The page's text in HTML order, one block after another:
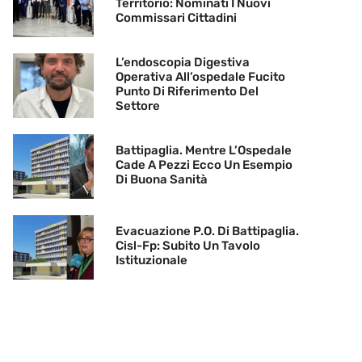
Territorio: Nominati I Nuovi
Commissari Cittadini
L’endoscopia Digestiva
Operativa All’ospedale Fucito
Punto Di Riferimento Del
Settore
Battipaglia. Mentre L’Ospedale
Cade A Pezzi Ecco Un Esempio
Di Buona Sanità
Evacuazione P.O. Di Battipaglia.
Cisl-Fp: Subito Un Tavolo
Istituzionale